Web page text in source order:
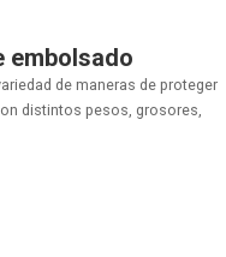
embolsado
de maneras de proteger
distintos pesos, grosores,